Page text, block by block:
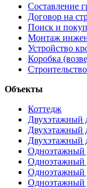
Составление
Договор на
Поиск и
Монтаж
Устройство
Коробка
Объекты
Коттедж
Двухэтажный
Двухэтажный
Двухэтажный
Одноэтажный
Одноэтажный
Одноэтажный
Одноэтажный